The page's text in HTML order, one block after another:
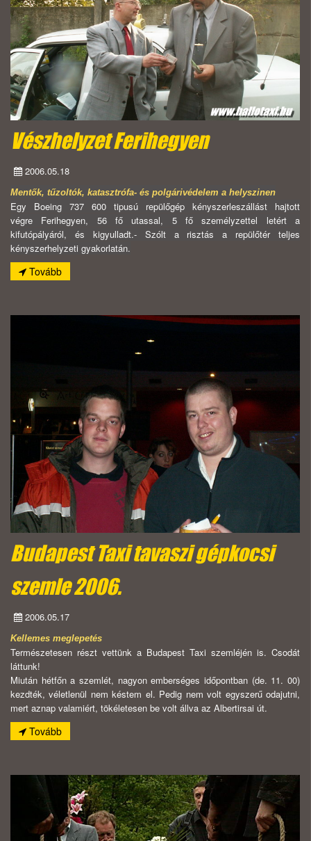
Vészhelyzet Ferihegyen
2006.05.18
Mentők, tűzoltók, katasztrófa- és polgárivédelem a helyszinen
Egy Boeing 737 600 tipusú repülőgép kényszerleszállást hajtott
végre Ferihegyen, 56 fő utassal, 5 fő személyzettel letért a
kifutópályáról, és kigyulladt.- Szólt a risztás a repülőtér teljes
kényszerhelyzeti gyakorlatán.
Tovább
Budapest Taxi tavaszi gépkocsi
szemle 2006.
2006.05.17
Kellemes meglepetés
Természetesen részt vettünk a Budapest Taxi szemléjén is. Csodát
láttunk!
Miután hétfőn a szemlét, nagyon emberséges időpontban (de. 11. 00)
kezdték, véletlenül nem késtem el. Pedig nem volt egyszerű odajutni,
mert aznap valamiért, tökéletesen be volt állva az Albertirsai út.
Tovább